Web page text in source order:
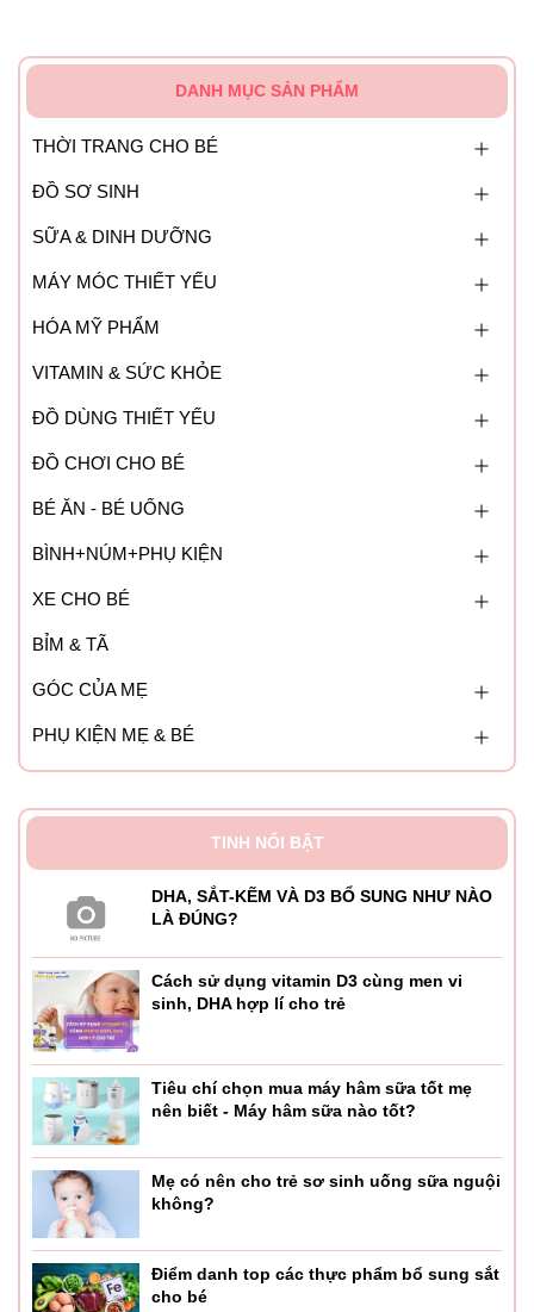
DANH MỤC SẢN PHẨM
THỜI TRANG CHO BÉ
ĐỒ SƠ SINH
SỮA & DINH DƯỠNG
MÁY MÓC THIẾT YẾU
HÓA MỸ PHẨM
VITAMIN & SỨC KHỎE
ĐỒ DÙNG THIẾT YẾU
ĐỒ CHƠI CHO BÉ
BÉ ĂN - BÉ UỐNG
BÌNH+NÚM+PHỤ KIỆN
XE CHO BÉ
BỈM & TÃ
GÓC CỦA MẸ
PHỤ KIỆN MẸ & BÉ
TINH NỔI BẬT
DHA, SẮT-KẼM VÀ D3 BỔ SUNG NHƯ NÀO
LÀ ĐÚNG?
Cách sử dụng vitamin D3 cùng men vi
sinh, DHA hợp lí cho trẻ
Tiêu chí chọn mua máy hâm sữa tốt mẹ
nên biết - Máy hâm sữa nào tốt?
Mẹ có nên cho trẻ sơ sinh uống sữa nguội
không?
Điểm danh top các thực phẩm bổ sung sắt
cho bé